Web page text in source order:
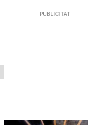
PUBLICITAT